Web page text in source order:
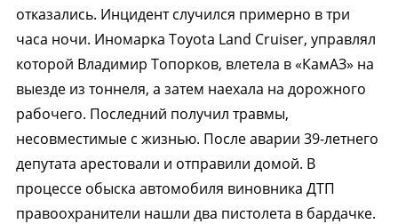
отказались. Инцидент случился примерно в три
часа ночи. Иномарка Toyota Land Cruiser, управлял
которой Владимир Топорков, влетела в «КамАЗ» на
выезде из тоннеля, а затем наехала на дорожного
рабочего. Последний получил травмы,
несовместимые с жизнью. После аварии 39-летнего
депутата арестовали и отправили домой. В
процессе обыска автомобиля виновника ДТП
правоохранители нашли два пистолета в бардачке.